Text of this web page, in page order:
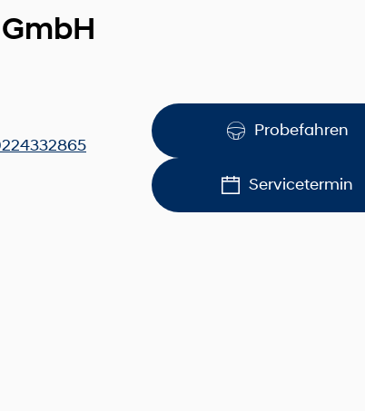
Probefahren
Servicetermin